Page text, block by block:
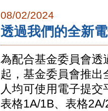
08/02/2024
透過我們的全新
為配合基金委員會透
起，基金委員會推出
人均可使用電子提
表格1A/1B、表格